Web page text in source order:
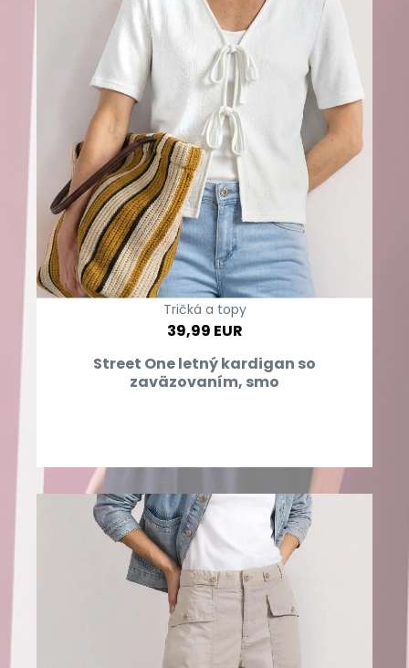
Tričká a topy
39,99 EUR
Street One letný kardigan so
zaväzovaním, smo